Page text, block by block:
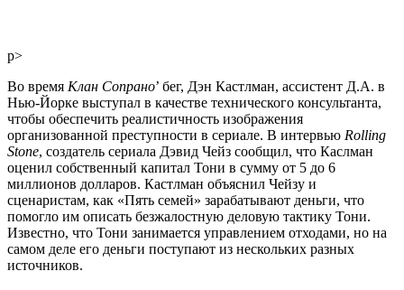
р>
Во время Клан Сопрано’ бег, Дэн Кастлман, ассистент Д.А. в
Нью-Йорке выступал в качестве технического консультанта,
чтобы обеспечить реалистичность изображения
организованной преступности в сериале. В интервью Rolling
Stone, создатель сериала Дэвид Чейз сообщил, что Каслман
оценил собственный капитал Тони в сумму от 5 до 6
миллионов долларов. Кастлман объяснил Чейзу и
сценаристам, как «Пять семей» зарабатывают деньги, что
помогло им описать безжалостную деловую тактику Тони.
Известно, что Тони занимается управлением отходами, но на
самом деле его деньги поступают из нескольких разных
источников.